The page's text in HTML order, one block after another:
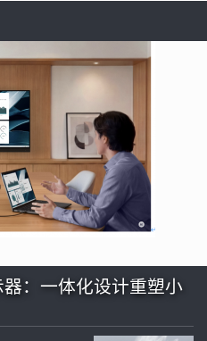
：一体化设计重塑小